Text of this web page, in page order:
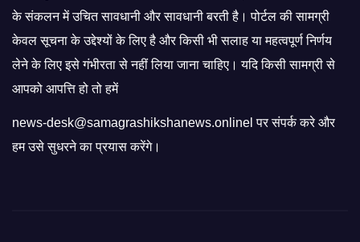
के संकलन में उचित सावधानी और सावधानी बरती है। पोर्टल की सामग्री
केवल सूचना के उद्देश्यों के लिए है और किसी भी सलाह या महत्वपूर्ण निर्णय
लेने के लिए इसे गंभीरता से नहीं लिया जाना चाहिए। यदि किसी सामग्री से
आपको आपत्ति हो तो हमें
news-desk@samagrashikshanews.onlinel पर संपर्क करे और
हम उसे सुधरने का प्रयास करेंगे।